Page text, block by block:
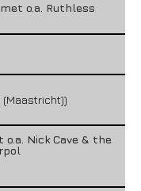
o.a. Ruthless
(Maastricht))
Nick Cave & the